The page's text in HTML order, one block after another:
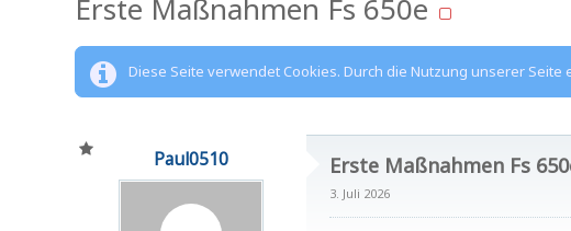
Erste Maßnahmen Fs 650e
Diese Seite verwendet Cookies. Durch die Nutzung unserer
Paul0510 Erste Maßnahmen Fs
3. Juli 2026